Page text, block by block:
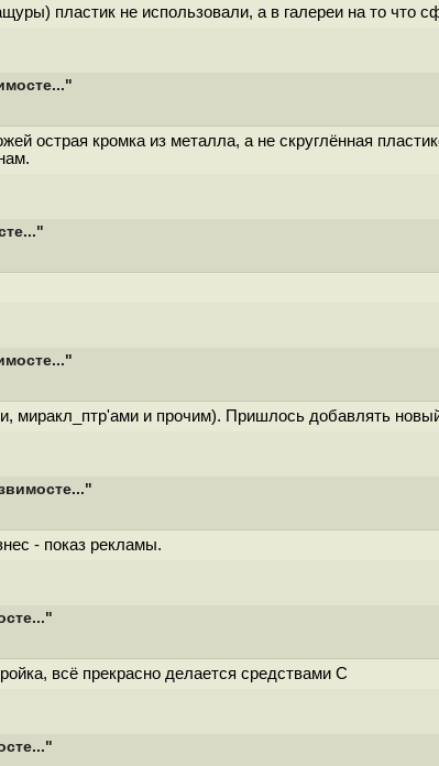
пластик не использовали, а в галереи на то что
острая кромка из металла, а не скруглённая
миракл_птр'ами и прочим). Пришлось добавлять
- показ рекламы.
всё прекрасно делается средствами С